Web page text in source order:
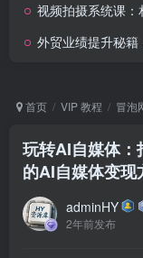
视频拍摄系统课：相
外贸业绩提升秘籍
首页 VIP 教程 冒泡
玩转AI自媒体：
的AI自媒体变现
adminHY
2年前发布